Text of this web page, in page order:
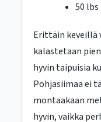
50 lbs
Erittäin keveillä
kalastetaan
hyvin taipuisia
Pohjasiimaa ei
montaakaan
hyvin, vaikka